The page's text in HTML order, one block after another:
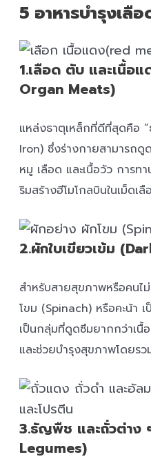
5 อาหารบำรุงเ
1.เลือด ตับ และเนื้อ
Organ Meats)
แหล่งธาตุเหล็กที่ดีที่สุดคือ
Iron) ซึ่งร่างกายสามารถดู
หมู เลือด และเนื้อวัว การท
ริมสร้างฮีโมโกลบินในเม็ดเ
2.ผักใบเขียวเข้ม
สำหรับสายสุขภาพหรือคน
โขม (Spinach) หรือคะน้า
เป็นกลุ่มที่ดูดซึมยากกว่าเ
และช่วยบำรุงสุขภาพโดยร
3.ธัญพืช และถั่วต่าง
Legumes)